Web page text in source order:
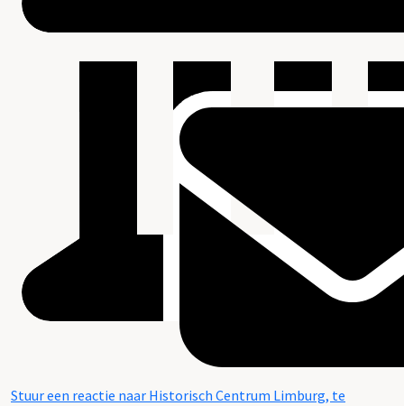
Stuur een reactie naar Historisch Centrum Limburg, te